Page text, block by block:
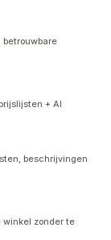
+ AI
beschrijvingen
winkel zonder te